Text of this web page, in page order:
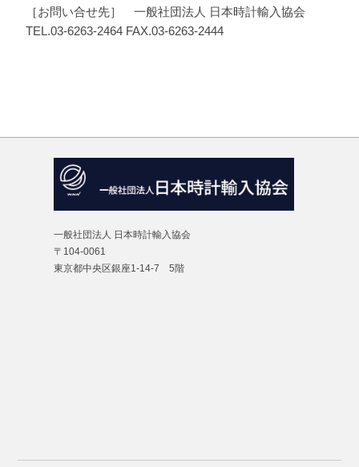
［お問い合せ先］ 一般社団法人 日本時計輸入協会
TEL.03-6263-2464 FAX.03-6263-2444
一般社団法人 日本時計輸入協会
〒104-0061
東京都中央区銀座1-14-7 5階